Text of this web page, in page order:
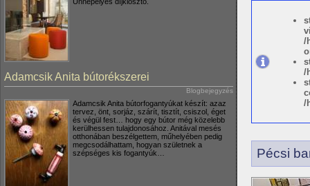
Adamcsik Anita bútorékszerei
Blogbejegyzés
Adamcsik Anita bútorfogantyúkat készít: azaz
tervez, önt, sorjáz, szárít, tisztít, csiszol, éget
és végül fest… hogy egy bútor még közelebb
kerülhessen tulajdonosához. Anitával mesés
otthonában beszélgettem, műhelyében pedig
megcsodálhattam, hogyan születnek a
szépséges kis fogantyúk…
/
/
/
Pécsi